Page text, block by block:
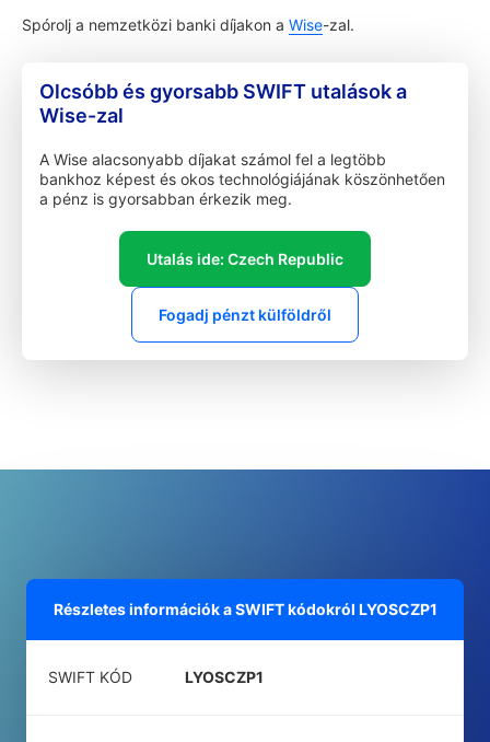
Spórolj a nemzetközi banki díjakon a Wise-zal.
Olcsóbb és gyorsabb SWIFT utalások a
Wise-zal
A Wise alacsonyabb díjakat számol fel a legtöbb
bankhoz képest és okos technológiájának köszönhetően
a pénz is gyorsabban érkezik meg.
Utalás ide: Czech Republic
Fogadj pénzt külföldről
Részletes információk a SWIFT kódokról LYOSCZP1
SWIFT KÓD LYOSCZP1